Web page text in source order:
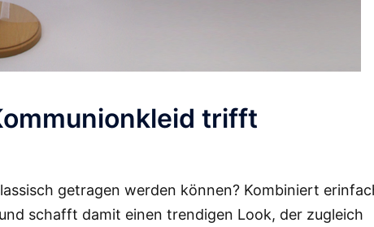
trifft
getragen werden können? Kombiniert
schafft damit einen trendigen Look, der zugleich